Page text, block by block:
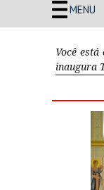
MENU
Você está
inaugura